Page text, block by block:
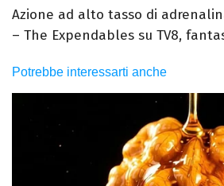
Azione ad alto tasso di
– The Expendables su TV8,